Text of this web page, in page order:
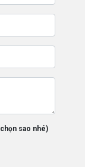
sao nhé)